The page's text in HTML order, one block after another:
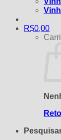
R$0,00